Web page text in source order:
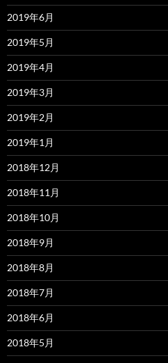
2019年6月
2019年5月
2019年4月
2019年3月
2019年2月
2019年1月
2018年12月
2018年11月
2018年10月
2018年9月
2018年8月
2018年7月
2018年6月
2018年5月